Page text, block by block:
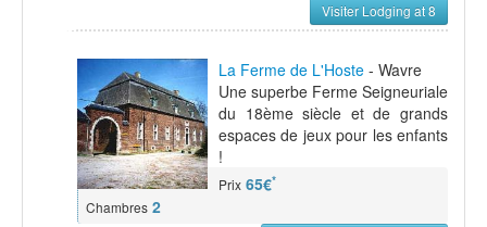
Visiter Lodging at 8
La Ferme de L'Hoste - Wavre
Une superbe Ferme Seigneuriale
du 18ème siècle et de grands
espaces de jeux pour les enfants
!
Prix 65€*
Chambres 2